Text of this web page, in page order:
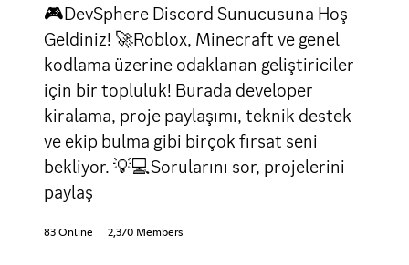
🎮DevSphere Discord Sunucusuna Hoş
Geldiniz! 🚀Roblox, Minecraft ve genel
kodlama üzerine odaklanan geliştiriciler
için bir topluluk! Burada developer
kiralama, proje paylaşımı, teknik destek
ve ekip bulma gibi birçok fırsat seni
bekliyor. 💡💻Sorularını sor, projelerini
paylaş
83 Online 2,370 Members